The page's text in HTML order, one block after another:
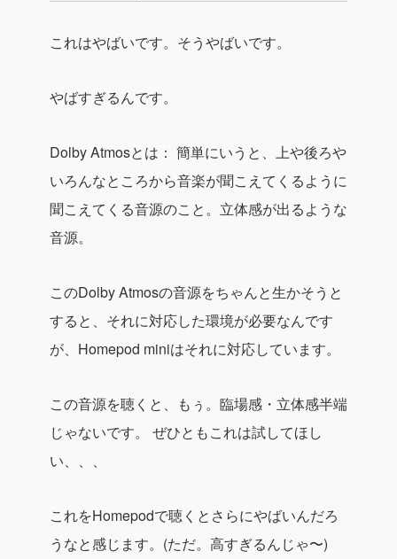
これはやばいです。そうやばいです。
やばすぎるんです。
Dolby Atmosとは： 簡単にいうと、上や後ろや
いろんなところから音楽が聞こえてくるように
聞こえてくる音源のこと。立体感が出るような
音源。
このDolby Atmosの音源をちゃんと生かそうと
すると、それに対応した環境が必要なんです
が、Homepod miniはそれに対応しています。
この音源を聴くと、もぅ。臨場感・立体感半端
じゃないです。
ぜひともこれは試してほし
い、、、
これをHomepodで聴くとさらにやばいんだろ
うなと感じます。(ただ。高すぎるんじゃ〜)